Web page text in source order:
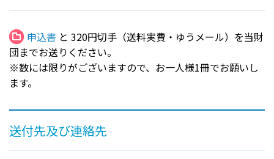
申込書 と 320円切手（送料実費・ゆうメール）を当財
団までお送りください。
※数には限りがございますので、お一人様1冊でお願いし
ます。
送付先及び連絡先